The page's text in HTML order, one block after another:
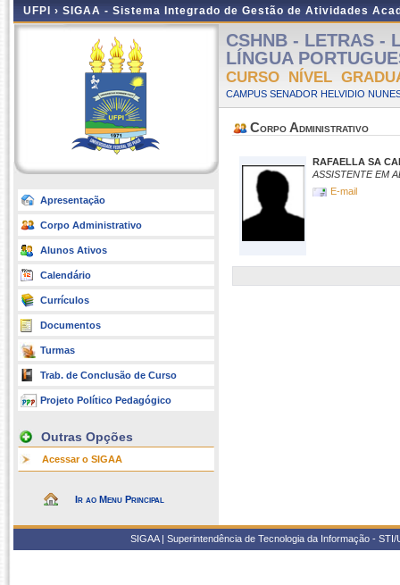
UFPI › SIGAA - Sistema Integrado de Gestão de Atividades
Apresentação
Corpo Administrativo
Alunos Ativos
Calendário
Currículos
Documentos
Turmas
Trab. de Conclusão de Curso
Projeto Político Pedagógico
Outras Opções
Acessar o SIGAA
Ir ao Menu Principal
CSHNB - LETRAS -
LÍNGUA
CURSO NÍVEL
CAMPUS SENADOR HELVIDIO
Corpo Administrativo
RAFAELLA SA
ASSISTENTE EM
E-mail
SIGAA | Superintendência de Tecnologia da Informação -